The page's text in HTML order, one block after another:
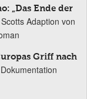
„Das Ende der
Adaption von
Griff nach
Dokumentation